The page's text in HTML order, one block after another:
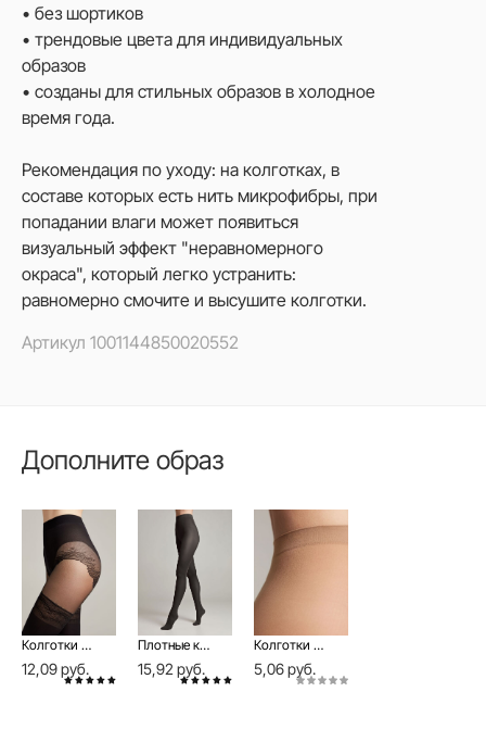
• без шортиков
• трендовые цвета для индивидуальных
образов
• созданы для стильных образов в холодное
время года.
Рекомендация по уходу: на колготках, в
составе которых есть нить микрофибры, при
попадании влаги может появиться
визуальный эффект "неравномерного
окраса", который легко устранить:
равномерно смочите и высушите колготки.
Артикул 1001144850020552
Дополните образ
Колготки с имитацией ажурных чулок DELIGHT Lycra®
12,09 руб.
Плотные колготки из микрофибры TRENDY 150 Lycra®
15,92 руб.
Колготки женские с шортиками Solo 15
5,06 руб.